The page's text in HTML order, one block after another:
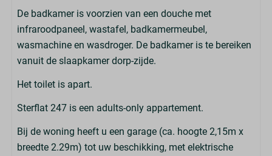
De badkamer is voorzien van een douche met
infraroodpaneel, wastafel, badkamermeubel,
wasmachine en wasdroger. De badkamer is te bereiken
vanuit de slaapkamer dorp-zijde.
Het toilet is apart.
Sterflat 247 is een adults-only appartement.
Bij de woning heeft u een garage (ca. hoogte 2,15m x
breedte 2.29m) tot uw beschikking, met elektrische